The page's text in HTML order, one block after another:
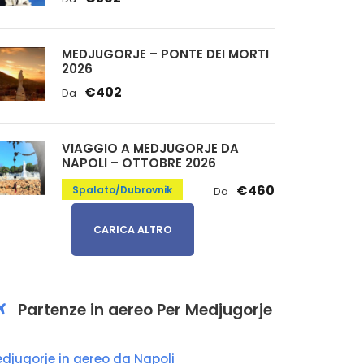
MEDJUGORJE – PONTE DEI MORTI
2026
Da €402
VIAGGIO A MEDJUGORJE DA
NAPOLI – OTTOBRE 2026
Spalato/Dubrovnik Da €460
CARICA ALTRO
Partenze in aereo Per Medjugorje
in aereo da Napoli